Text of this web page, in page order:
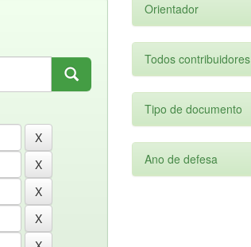
Orientador
Todos contribuidores
Tipo de documento
Ano de defesa